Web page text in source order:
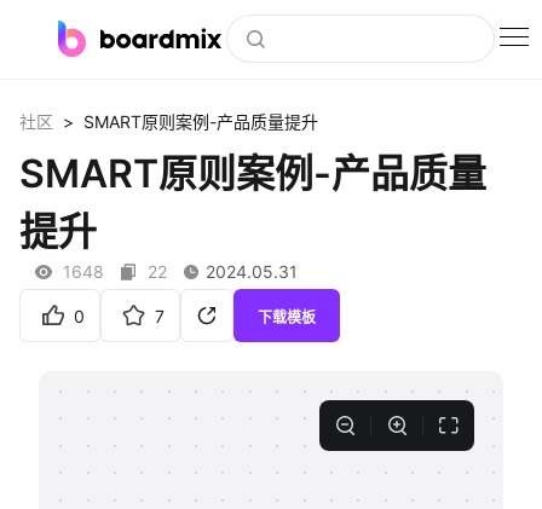
社区资源
会员
企业服务
客户案例
支持
社区 > SMART原则案例-产品质量提升
SMART原则案例-产品质量
提升
1648 22 2024.05.31
0 7 下载模板